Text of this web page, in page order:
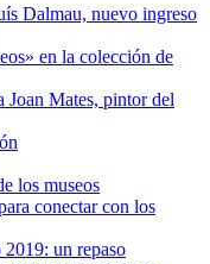
Dalmau, nuevo ingreso
en la colección de
Joan Mates, pintor del
los museos
conectar con los
un repaso